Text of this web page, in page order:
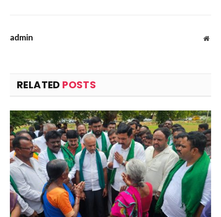
admin
RELATED POSTS